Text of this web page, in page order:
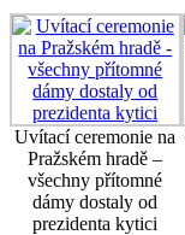
Uvítací ceremonie na
Pražském hradě –
všechny přítomné
dámy dostaly od
prezidenta kytici